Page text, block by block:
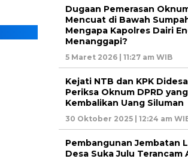
Dugaan Pemerasan
Mencuat di Bawah
Mengapa Kapolres Dairi
Menanggapi?
5 Maret 2026 | 11:27 am WIB
Kejati NTB dan KPK
Periksa Oknum DPRD yang
Kembalikan Uang Siluman
30 Oktober 2025 | 12:24 am
Pembangunan Jembatan
Desa Suka Julu Terancam